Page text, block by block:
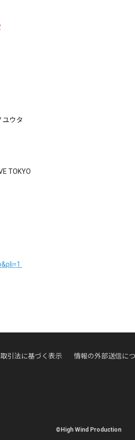
ユウタ
TOKYO
引法に基づく表示 情報の外部送信に
©︎High Wind Production